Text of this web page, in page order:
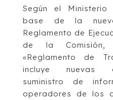
Según el
base de la
Reglamento de
de la Comisión,
«Reglamento de
incluye nuevas
suministro de
operadores de los